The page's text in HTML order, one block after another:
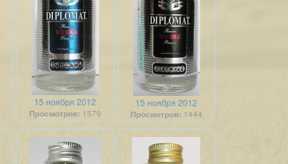
15 ноября 2012
Просмотров:1579
15 ноября 2012
Просмотров:1444